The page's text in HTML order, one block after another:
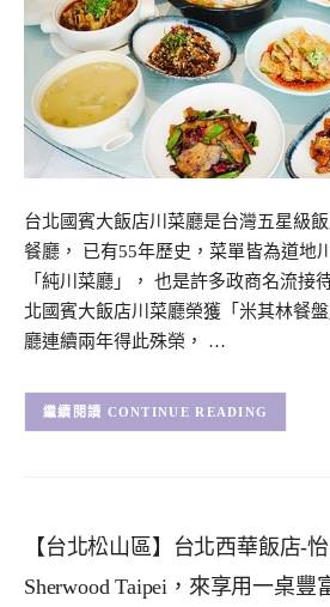
台北國賓大飯店川菜廳是台灣五星級
餐廳， 已有55年歷史，菜單皆為道地
「純川菜廳」， 也是許多政商名流接
北國賓大飯店川菜廳榮獲「米其林餐
廳連續兩年得此殊榮， …
CONTINUE READING
【台北松山區】台北西華飯店-
Sherwood Taipei，來享用一桌